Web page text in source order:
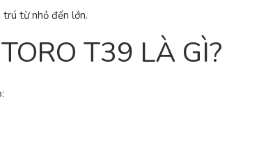
từ nhỏ đến lớn.
T39 LÀ GÌ?